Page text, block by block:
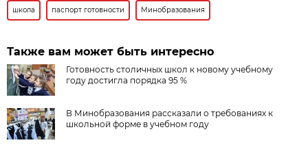
школа паспорт готовности Минобразования
Также вам может быть интересно
Готовность столичных школ к новому учебному
году достигла порядка 95 %
В Минобразования рассказали о требованиях к
школьной форме в учебном году